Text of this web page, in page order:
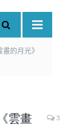
的月光》
雲畫
3